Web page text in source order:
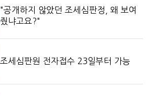
"공개하지 않았던 조세심판정, 왜 보여
줬냐고요?"
조세심판원 전자접수 23일부터 가능